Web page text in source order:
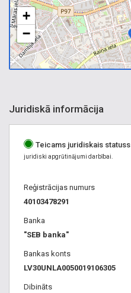
+
−
Juridiskā informācija
Teicams juridiskais statuss
juridiski apgrūtinājumi darbībai.
Reģistrācijas numurs
40103478291
Banka
"SEB banka"
Bankas konts
LV30UNLA0050019106305
Dibināts